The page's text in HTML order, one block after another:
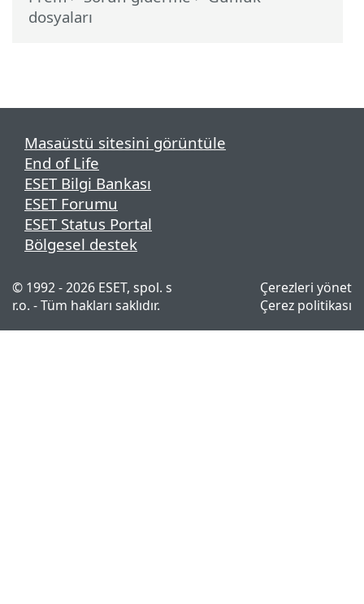
dosyaları
Masaüstü sitesini görüntüle
End of Life
ESET Bilgi Bankası
ESET Forumu
ESET Status Portal
Bölgesel destek
© 1992 - 2026 ESET, spol. s
r.o. - Tüm hakları saklıdır.
Çerezleri yönet
Çerez politikası